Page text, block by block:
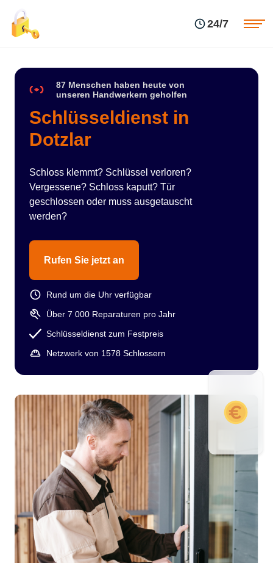
24/7
87 Menschen haben heute von
unseren Handwerkern geholfen
Schlüsseldienst in
Dotzlar
Schloss klemmt? Schlüssel verloren?
Vergessene? Schloss kaputt? Tür
geschlossen oder muss ausgetauscht
werden?
Rufen Sie jetzt an
Rund um die Uhr verfügbar
Über 7 000 Reparaturen pro Jahr
Schlüsseldienst zum Festpreis
Netzwerk von 1578 Schlossern